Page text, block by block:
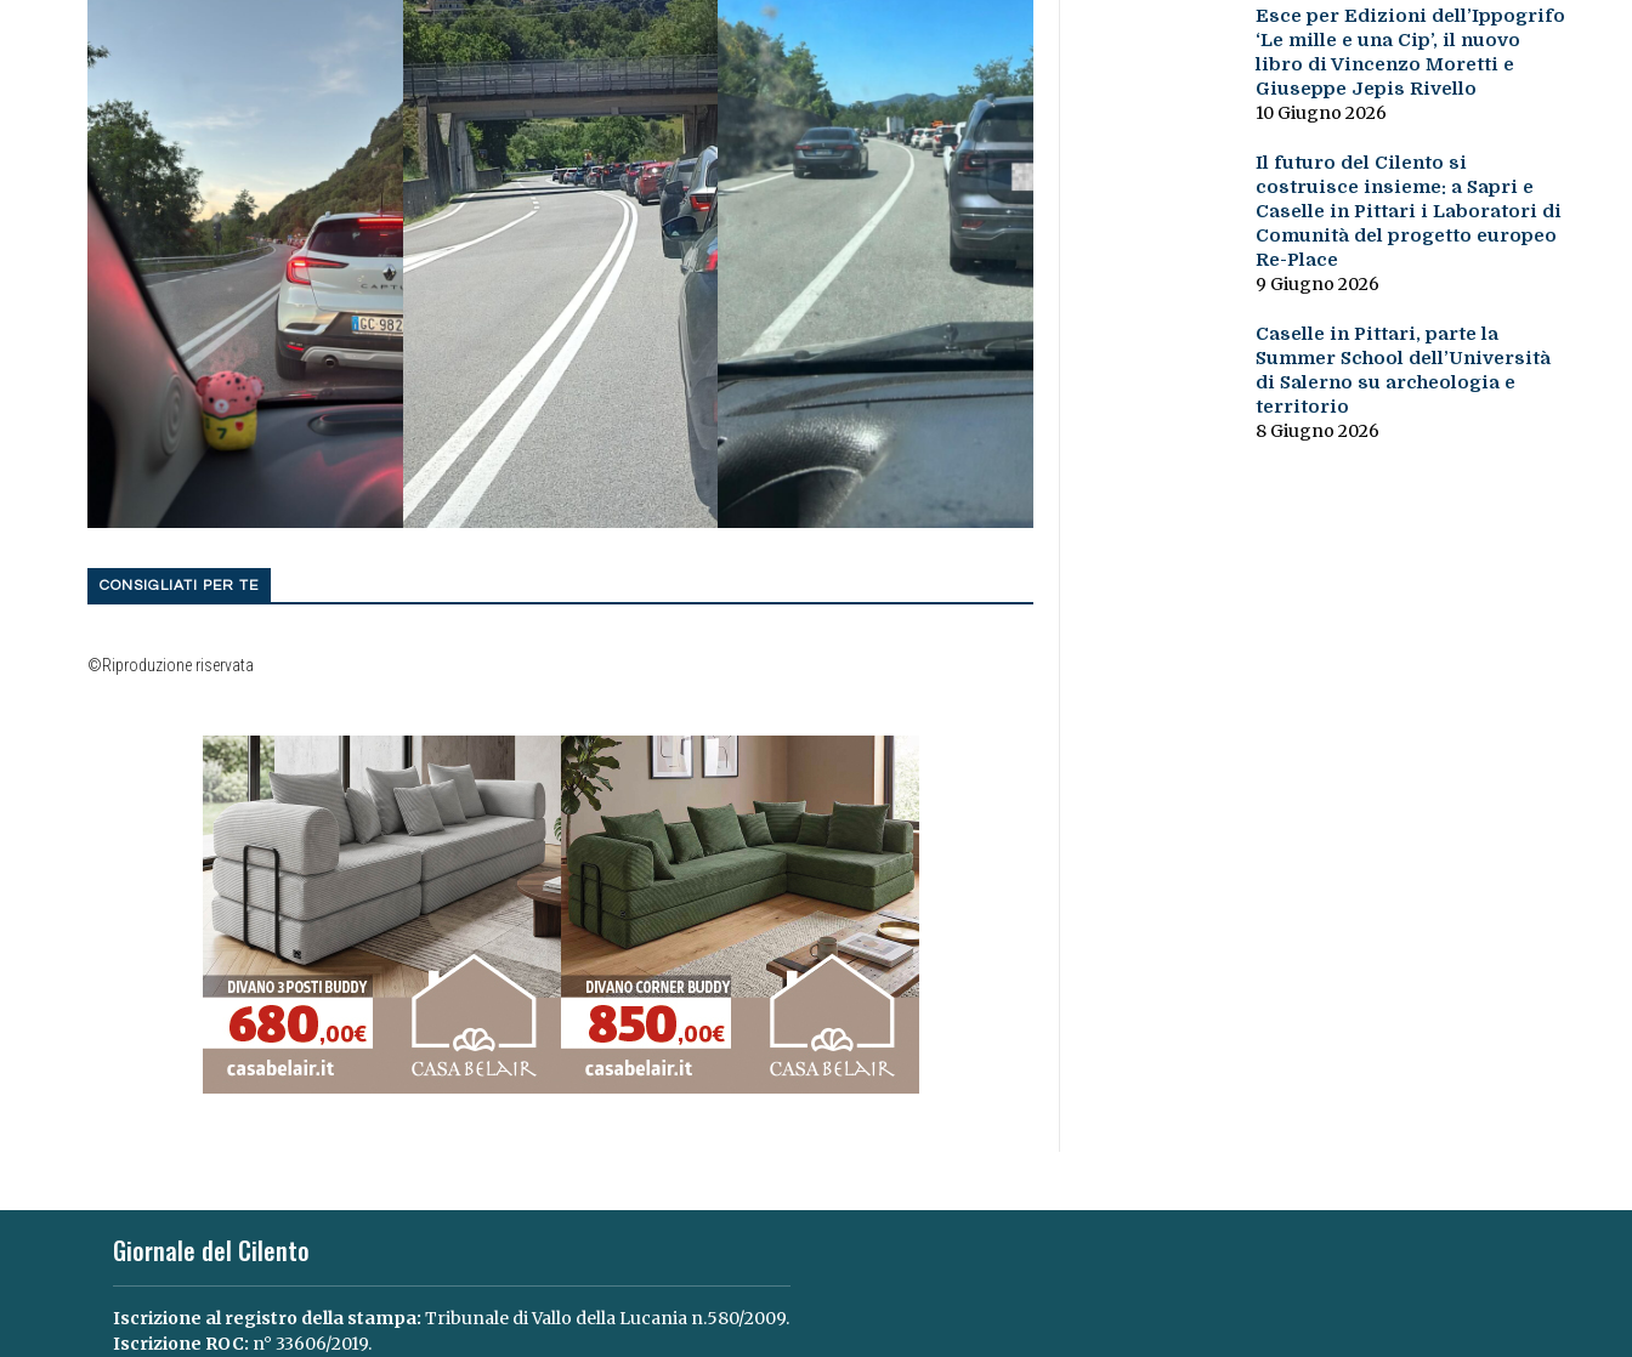
CONSIGLIATI PER TE
©Riproduzione riservata
Esce per Edizioni dell’Ippogrifo
‘Le mille e una Cip’, il nuovo
libro di Vincenzo Moretti e
Giuseppe Jepis Rivello
10 Giugno 2026
Il futuro del Cilento si
costruisce insieme: a Sapri e
Caselle in Pittari i Laboratori di
Comunità del progetto europeo
Re-Place
9 Giugno 2026
Caselle in Pittari, parte la
Summer School dell’Università
di Salerno su archeologia e
territorio
8 Giugno 2026
Giornale del Cilento
Iscrizione al registro della stampa: Tribunale di Vallo della Lucania n.580/2009.
Iscrizione ROC: n° 33606/2019.